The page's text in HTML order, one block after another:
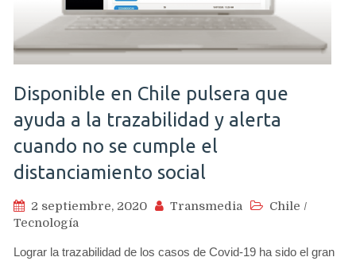
Disponible en Chile pulsera que
ayuda a la trazabilidad y alerta
cuando no se cumple el
distanciamiento social
2 septiembre, 2020 Transmedia Chile /
Tecnología
Lograr la trazabilidad de los casos de Covid-19 ha sido el gran